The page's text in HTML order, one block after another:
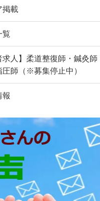
掲載
覧
求人】柔道整復師・鍼灸
圧師（※募集停止中）
報